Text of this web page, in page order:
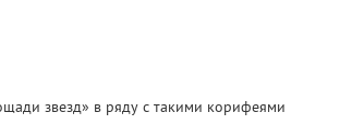
звезд» в ряду с такими корифеями